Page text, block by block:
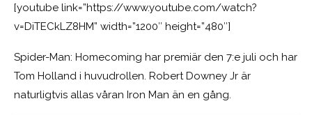
[youtube link=”https://www.youtube.com/watch?
v=DiTECkLZ8HM” width=”1200″ height=”480″]
Spider-Man: Homecoming har premiär den 7:e juli och har
Tom Holland i huvudrollen. Robert Downey Jr är
naturligtvis allas våran Iron Man än en gång.